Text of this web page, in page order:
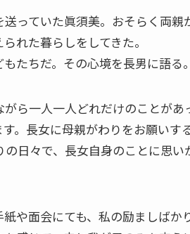
っていた眞須美。おそらく両親
れた暮らしをしてきた。
たちだ。その心境を長男に語る。
ら一人一人どれだけのことがあ
。長女に母親がわりをお願いす
日々で、長女自身のことに思い
や面会にても、私の励ましばか